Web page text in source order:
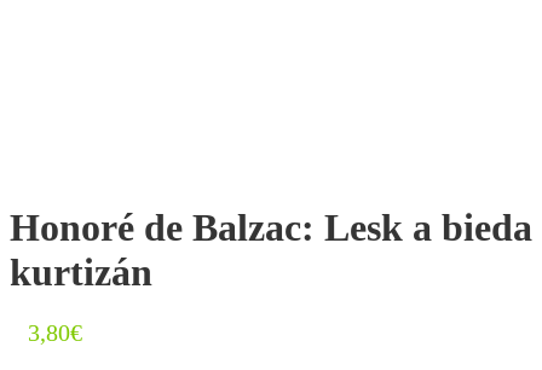
Honoré de Balzac: Lesk a bieda
kurtizán
3,80€